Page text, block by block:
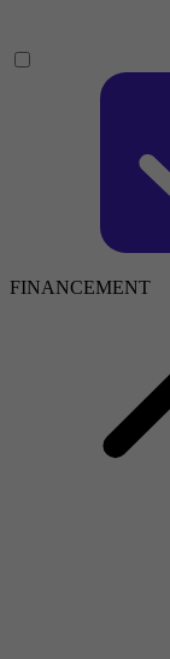
FINANCEMENT